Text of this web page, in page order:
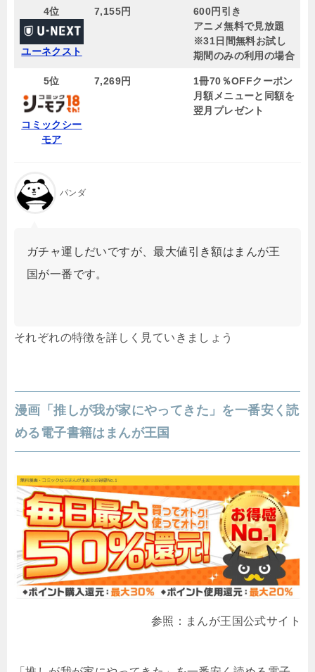
4位
ユーネクスト
7,155円
600円引き
アニメ無料で見放題
※31日間無料お試し
期間のみの利用の場合
5位
コミックシー
モア
7,269円
1冊70％OFFクーポン
月額メニューと同額を
翌月プレゼント
パンダ
ガチャ運しだいですが、最大値引き額はまんが王
国が一番です。
それぞれの特徴を詳しく見ていきましょう
漫画「推しが我が家にやってきた」を一番安く読
める電子書籍はまんが王国
参照：まんが王国公式サイト